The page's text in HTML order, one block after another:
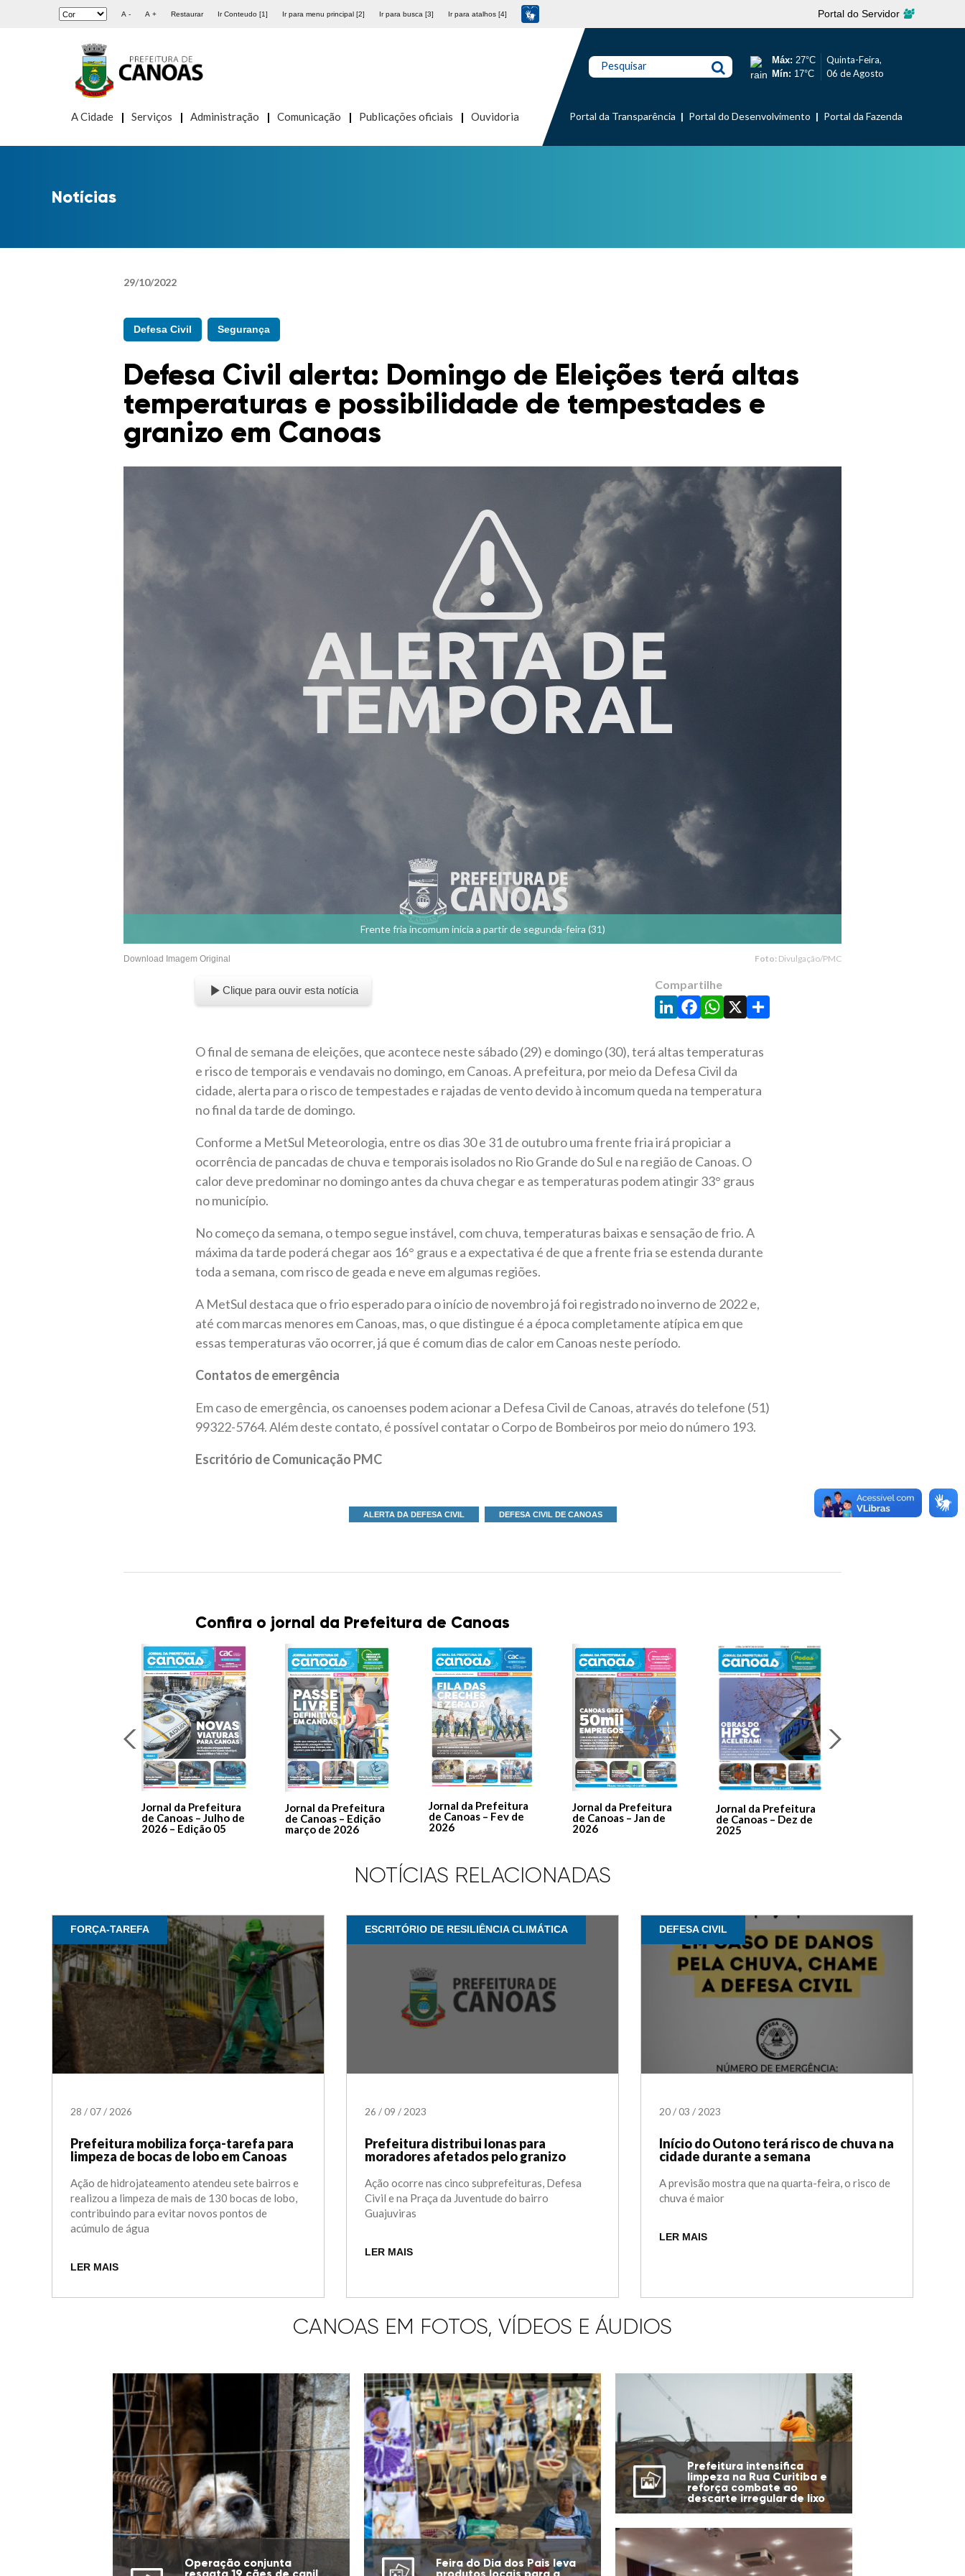
A - A + Restaurar Ir Conteudo [1] Ir para menu principal [2] Ir para busca [3] Ir para atalhos [4] Portal do Servidor
A Cidade Serviços Administração Comunicação Publicações oficiais Ouvidoria
Pesquisar Máx: 27°C
Mín: 17°C
Quinta-Feira,
06 de Agosto
Portal da Transparência Portal do Desenvolvimento Portal da Fazenda
Notícias
29/10/2022
Defesa Civil Segurança
Defesa Civil alerta: Domingo de Eleições terá altas
temperaturas e possibilidade de tempestades e
granizo em Canoas
Frente fria incomum inicia a partir de segunda-feira (31)
Download Imagem Original Foto: Divulgação/PMC
Clique para ouvir esta notícia Compartilhe
LinkedIn
Facebook
WhatsApp
X Share
O final de semana de eleições, que acontece neste sábado (29) e domingo (30), terá altas temperaturas
e risco de temporais e vendavais no domingo, em Canoas. A prefeitura, por meio da Defesa Civil da
cidade, alerta para o risco de tempestades e rajadas de vento devido à incomum queda na temperatura
no final da tarde de domingo.
Conforme a MetSul Meteorologia, entre os dias 30 e 31 de outubro uma frente fria irá propiciar a
ocorrência de pancadas de chuva e temporais isolados no Rio Grande do Sul e na região de Canoas. O
calor deve predominar no domingo antes da chuva chegar e as temperaturas podem atingir 33° graus
no município.
No começo da semana, o tempo segue instável, com chuva, temperaturas baixas e sensação de frio. A
máxima da tarde poderá chegar aos 16° graus e a expectativa é de que a frente fria se estenda durante
toda a semana, com risco de geada e neve em algumas regiões.
A MetSul destaca que o frio esperado para o início de novembro já foi registrado no inverno de 2022 e,
até com marcas menores em Canoas, mas, o que distingue é a época completamente atípica em que
essas temperaturas vão ocorrer, já que é comum dias de calor em Canoas neste período.
Contatos de emergência
Em caso de emergência, os canoenses podem acionar a Defesa Civil de Canoas, através do telefone (51)
99322-5764. Além deste contato, é possível contatar o Corpo de Bombeiros por meio do número 193.
Escritório de Comunicação PMC
ALERTA DA DEFESA CIVIL DEFESA CIVIL DE CANOAS
Confira o jornal da Prefeitura de Canoas
Jornal da Prefeitura
de Canoas – Julho de
2026 – Edição 05
Jornal da Prefeitura
de Canoas – Edição
março de 2026
Jornal da Prefeitura
de Canoas – Fev de
2026
Jornal da Prefeitura
de Canoas – Jan de
2026
Jornal da Prefeitura
de Canoas – Dez de
2025
NOTÍCIAS RELACIONADAS
FORÇA-TAREFA
28 /07/ 2026
Prefeitura mobiliza força-tarefa para
limpeza de bocas de lobo em Canoas
Ação de hidrojateamento atendeu sete bairros e
realizou a limpeza de mais de 130 bocas de lobo,
contribuindo para evitar novos pontos de
acúmulo de água
LER MAIS
ESCRITÓRIO DE RESILIÊNCIA CLIMÁTICA
26 /09 / 2023
Prefeitura distribui lonas para
moradores afetados pelo granizo
Ação ocorre nas cinco subprefeituras, Defesa
Civil e na Praça da Juventude do bairro
Guajuviras
LER MAIS
DEFESA CIVIL
20/03 / 2023
Início do Outono terá risco de chuva na
cidade durante a semana
A previsão mostra que na quarta-feira, o risco de
chuva é maior
LER MAIS
CANOAS EM FOTOS, VÍDEOS E ÁUDIOS
Operação conjunta
resgata 19 cães de canil
Feira do Dia dos Pais leva
Prefeitura intensifica
limpeza na Rua Curitiba e
reforça combate ao
descarte irregular de lixo